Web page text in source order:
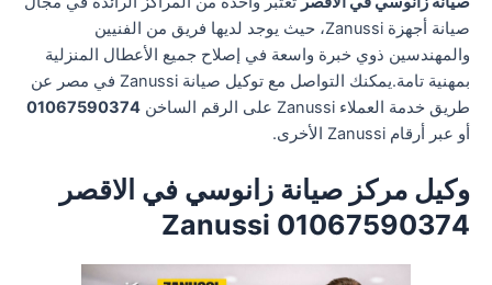
صيانة أجهزة Zanussi، حيث يوجد لديها فريق من الفنيين
والمهندسين ذوي خبرة واسعة في إصلاح جميع الأعطال المنزلية
بمهنية تامة.يمكنك التواصل مع توكيل صيانة Zanussi في مصر عن
طريق خدمة العملاء Zanussi على الرقم الساخن
01067590374
أو عبر أرقام Zanussi الأخرى.
وكيل مركز صيانة زانوسي في الاقصر
01067590374 Zanussi